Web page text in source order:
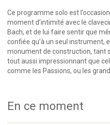
Ce programme solo est
moment d’intimité avec le
Bach, et de lui faire sentir que
confiée qu’à un seul instrument,
monument de construction, tant
tout aussi impressionnant que
comme les Passions, ou les
En ce moment